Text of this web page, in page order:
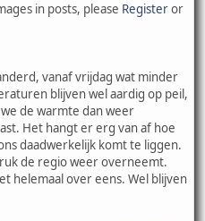
in posts, please Registeror
vanaf vrijdag wat minder
blijven wel aardig op peil,
de warmte dan weer
Het hangt er erg van af hoe
daadwerkelijk komt te liggen.
de regio weer overneemt.
helemaal over eens. Wel blijven